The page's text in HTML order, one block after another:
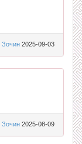
Зочин 2025-09-03
Зочин 2025-08-09